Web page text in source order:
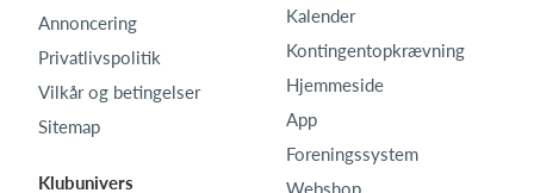
Annoncering
Privatlivspolitik
Vilkår og betingelser
Sitemap
Klubunivers
Kalender
Kontingentopkrævning
Hjemmeside
App
Foreningssystem
Webshop